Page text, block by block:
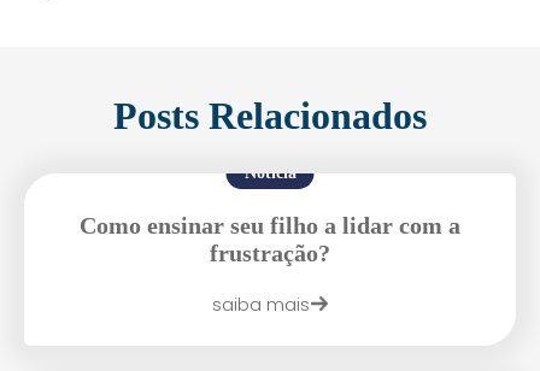
Posts Relacionados
Notícia
Como ensinar seu filho a lidar com a
frustração?
saiba mais
Enviei um E-mail